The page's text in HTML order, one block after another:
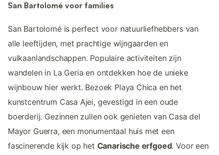
San Bartolomé voor families
San Bartolomé is perfect voor natuurliefhebbers van
alle leeftijden, met prachtige wijngaarden en
vulkaanlandschappen. Populaire activiteiten zijn
wandelen in La Geria en ontdekken hoe de unieke
wijnbouw hier werkt. Bezoek Playa Chica en het
kunstcentrum Casa Ajei, gevestigd in een oude
boerderij. Gezinnen zullen ook genieten van Casa del
Mayor Guerra, een monumentaal huis met een
fascinerende kijk op het Canarische erfgoed. Voor een